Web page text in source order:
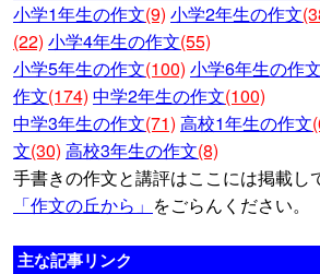
小学1年生の作文(9) 小学2年生の作文
(22) 小学4年生の作文(55)
小学5年生の作文(100) 小学6年生の作文
作文(174) 中学2年生の作文(100)
中学3年生の作文(71) 高校1年生の作文
文(30) 高校3年生の作文(8)
手書きの作文と講評はここには掲載し
「作文の丘から」 をごらんください。
主な記事リンク